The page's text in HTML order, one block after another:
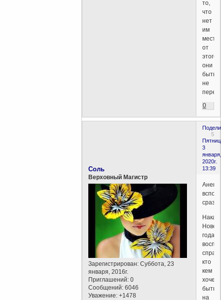
то,
что
нет
им
места,
от
этого
они
быть
не
0
5
3
января,
2020г.
13:39
Соль
Верховный Магистр
Зарегистрирован: Суббота, 23
января, 2016г.
Приглашений: 0
Сообщений: 6046
Уважение: +1478
года
кто
кем
хочет
быть
на